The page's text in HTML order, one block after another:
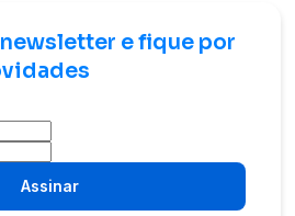
e fique por
Assinar